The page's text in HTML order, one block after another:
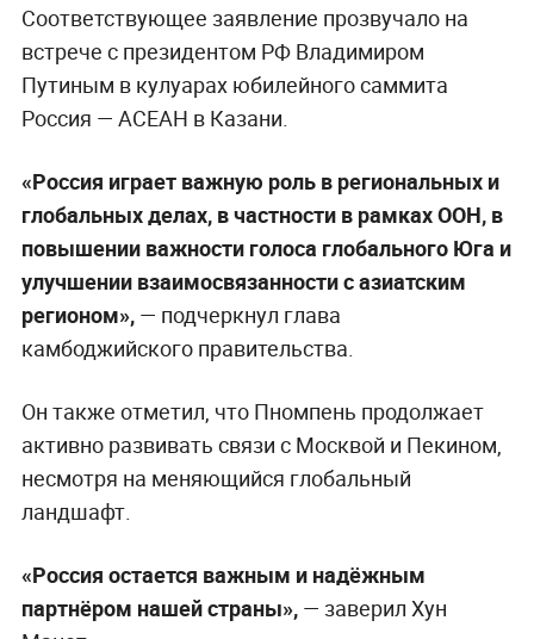
Соответствующее заявление прозвучало на
встрече с президентом РФ Владимиром
Путиным в кулуарах юбилейного саммита
Россия — АСЕАН в Казани.
«Россия играет важную роль в региональных и
глобальных делах, в частности в рамках ООН, в
повышении важности голоса глобального Юга и
улучшении взаимосвязанности с азиатским
регионом», — подчеркнул глава
камбоджийского правительства.
Он также отметил, что Пномпень продолжает
активно развивать связи с Москвой и Пекином,
несмотря на меняющийся глобальный
ландшафт.
«Россия остается важным и надёжным
партнёром нашей страны»,— заверил Хун